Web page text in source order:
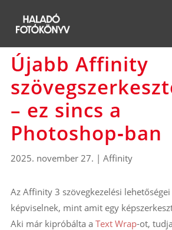
Újabb Affinity
– ez sincs a
Photoshop‑ban
2025. november 27. | Affinity
Az Affinity 3 szövegkezelési
képviselnek, mint amit egy
Aki már kipróbálta a Text Wrap-ot,